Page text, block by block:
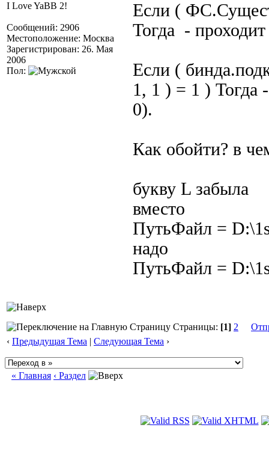
I Love YaBB 2!
Сообщений: 2906
Местоположение: Москва
Зарегистрирован: 26. Мая
2006
Пол:
Если (
Тогда -
Если (
1, 1 ) = 1 ) Тогда
0).
Как обойти? в
букву L забыла
вместо
ПутьФайл =
надо
ПутьФайл =
Страницы: [1] 2
‹ Предыдущая Тема | Следующая Тема ›
« Главная ‹ Раздел